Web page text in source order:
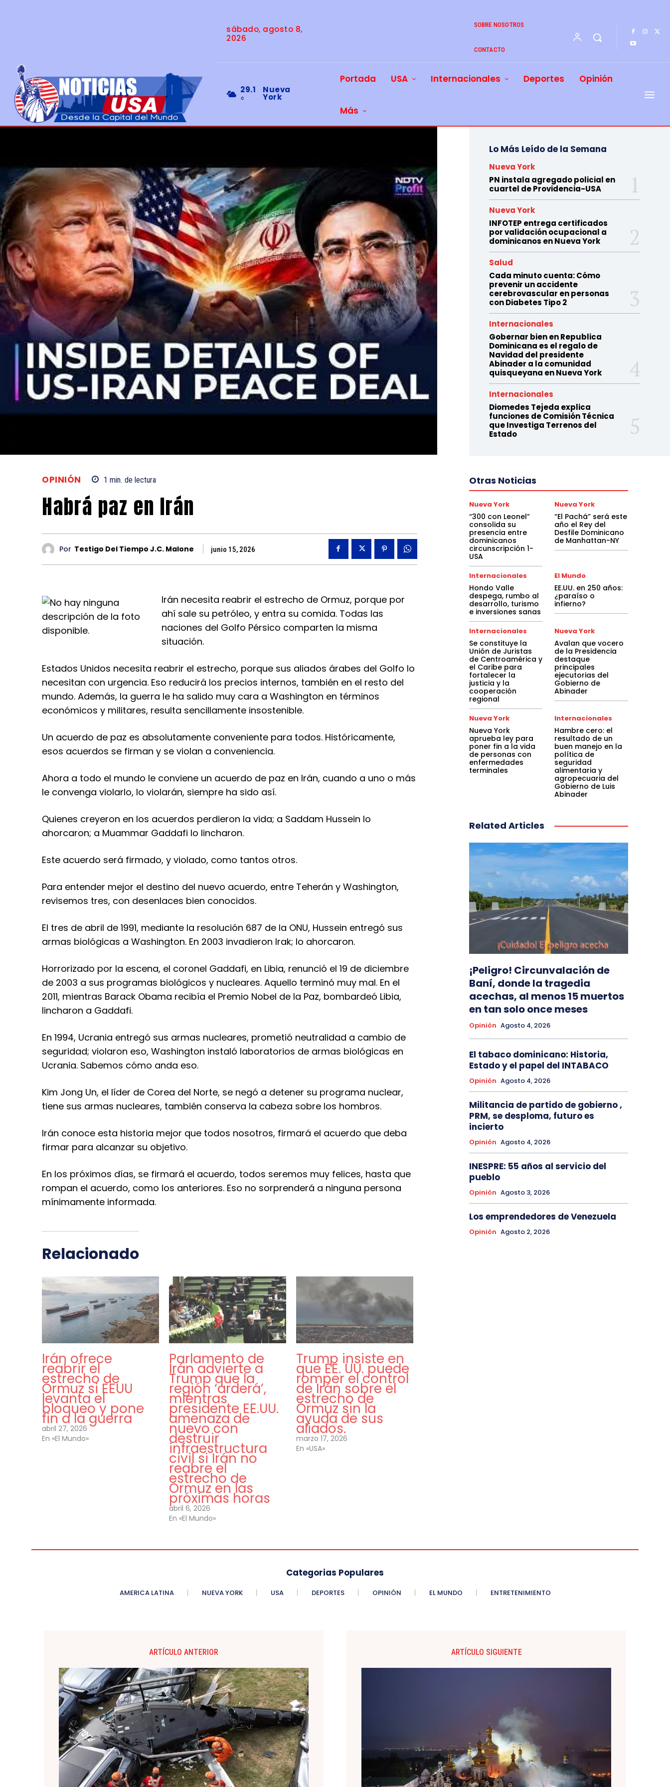
sábado, agosto 8,
2026
SOBRE NOSOTROS
CONTACTO
29.1
C
Nueva
York
Portada USA Internacionales Deportes Opinión
Más
OPINIÓN 1 min. de lectura
Habrá paz en Irán
Por Testigo Del Tiempo J.C. Malone junio 15, 2026
Irán necesita reabrir el estrecho de Ormuz, porque por
ahí sale su petróleo, y entra su comida. Todas las
naciones del Golfo Pérsico comparten la misma
situación.
Estados Unidos necesita reabrir el estrecho, porque sus aliados árabes del Golfo lo
necesitan con urgencia. Eso reducirá los precios internos, también en el resto del
mundo. Además, la guerra le ha salido muy cara a Washington en términos
económicos y militares, resulta sencillamente insostenible.
Un acuerdo de paz es absolutamente conveniente para todos. Históricamente,
esos acuerdos se firman y se violan a conveniencia.
Ahora a todo el mundo le conviene un acuerdo de paz en Irán, cuando a uno o más
le convenga violarlo, lo violarán, siempre ha sido así.
Quienes creyeron en los acuerdos perdieron la vida; a Saddam Hussein lo
ahorcaron; a Muammar Gaddafi lo lincharon.
Este acuerdo será firmado, y violado, como tantos otros.
Para entender mejor el destino del nuevo acuerdo, entre Teherán y Washington,
revisemos tres, con desenlaces bien conocidos.
El tres de abril de 1991, mediante la resolución 687 de la ONU, Hussein entregó sus
armas biológicas a Washington. En 2003 invadieron Irak; lo ahorcaron.
Horrorizado por la escena, el coronel Gaddafi, en Libia, renunció el 19 de diciembre
de 2003 a sus programas biológicos y nucleares. Aquello terminó muy mal. En el
2011, mientras Barack Obama recibía el Premio Nobel de la Paz, bombardeó Libia,
lincharon a Gaddafi.
En 1994, Ucrania entregó sus armas nucleares, prometió neutralidad a cambio de
seguridad; violaron eso, Washington instaló laboratorios de armas biológicas en
Ucrania. Sabemos cómo anda eso.
Kim Jong Un, el líder de Corea del Norte, se negó a detener su programa nuclear,
tiene sus armas nucleares, también conserva la cabeza sobre los hombros.
Irán conoce esta historia mejor que todos nosotros, firmará el acuerdo que deba
firmar para alcanzar su objetivo.
En los próximos días, se firmará el acuerdo, todos seremos muy felices, hasta que
rompan el acuerdo, como los anteriores. Eso no sorprenderá a ninguna persona
mínimamente informada.
Relacionado
Irán ofrece
reabrir el
estrecho de
Ormuz si EEUU
levanta el
bloqueo y pone
fin a la guerra
abril 27, 2026
En «El Mundo»
Parlamento de
Irán advierte a
Trump que la
región ‘arderá’,
mientras
presidente EE.UU.
amenaza de
nuevo con
destruir
infraestructura
civil si Irán no
reabre el
estrecho de
Ormuz en las
próximas horas
abril 6, 2026
En «El Mundo»
Trump insiste en
que EE. UU. puede
romper el control
de Irán sobre el
estrecho de
Ormuz sin la
ayuda de sus
aliados.
marzo 17, 2026
En «USA»
Lo Más Leído de la Semana
Nueva York
PN instala agregado policial en
cuartel de Providencia-USA
Nueva York
INFOTEP entrega certificados
por validación ocupacional a
dominicanos en Nueva York
Salud
Cada minuto cuenta: Cómo
prevenir un accidente
cerebrovascular en personas
con Diabetes Tipo 2
Internacionales
Gobernar bien en Republica
Dominicana es el regalo de
Navidad del presidente
Abinader a la comunidad
quisqueyana en Nueva York
Internacionales
Diomedes Tejeda explica
funciones de Comisión Técnica
que Investiga Terrenos del
Estado
Otras Noticias
Nueva York
“300 con Leonel”
consolida su
presencia entre
dominicanos
circunscripción 1-
USA
Nueva York
“El Pachá” será este
año el Rey del
Desfile Dominicano
de Manhattan-NY
Internacionales
Hondo Valle
despega, rumbo al
desarrollo, turismo
e inversiones sanas
El Mundo
EE.UU. en 250 años:
¿paraíso o
infierno?
Internacionales
Se constituye la
Unión de Juristas
de Centroamérica y
el Caribe para
fortalecer la
justicia y la
cooperación
regional
Nueva York
Avalan que vocero
de la Presidencia
destaque
principales
ejecutorias del
Gobierno de
Abinader
Nueva York
Nueva York
aprueba ley para
poner fin a la vida
de personas con
enfermedades
terminales
Internacionales
Hambre cero: el
resultado de un
buen manejo en la
política de
seguridad
alimentaria y
agropecuaria del
Gobierno de Luis
Abinader
Related Articles
¡Peligro! Circunvalación de
Baní, donde la tragedia
acechas, al menos 15 muertos
en tan solo once meses
Opinión Agosto 4, 2026
El tabaco dominicano: Historia,
Estado y el papel del INTABACO
Opinión Agosto 4, 2026
Militancia de partido de gobierno ,
PRM, se desploma, futuro es
incierto
Opinión Agosto 4, 2026
INESPRE: 55 años al servicio del
pueblo
Opinión Agosto 3, 2026
Los emprendedores de Venezuela
Opinión Agosto 2, 2026
Categorias Populares
AMERICA LATINA NUEVA YORK USA DEPORTES OPINIÓN EL MUNDO ENTRETENIMIENTO
ARTÍCULO ANTERIOR ARTÍCULO SIGUIENTE